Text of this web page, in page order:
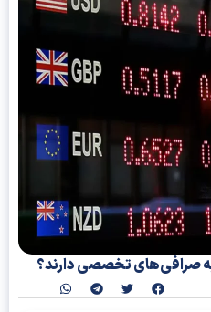
صرافی‌های تخصصی دارند؟